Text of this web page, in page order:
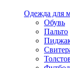
Одежда для
Обувь
Пальто